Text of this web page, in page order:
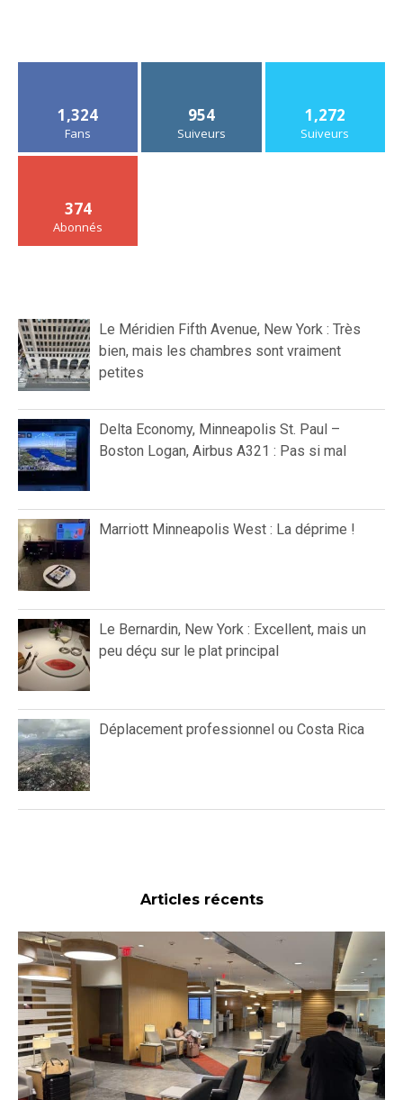
1,324
Fans
954
Suiveurs
1,272
Suiveurs
374
Abonnés
Le Méridien Fifth Avenue, New York : Très
bien, mais les chambres sont vraiment
petites
Delta Economy, Minneapolis St. Paul –
Boston Logan, Airbus A321 : Pas si mal
Marriott Minneapolis West : La déprime !
Le Bernardin, New York : Excellent, mais un
peu déçu sur le plat principal
Déplacement professionnel ou Costa Rica
Articles récents